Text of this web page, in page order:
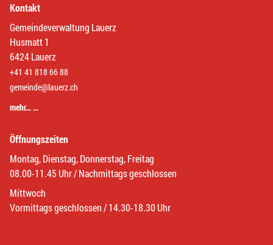
Kontakt
Gemeindeverwaltung Lauerz
Husmatt 1
6424 Lauerz
+41 41 818 66 88
gemeinde@lauerz.ch
mehr… …
Öffnungszeiten
Montag, Dienstag, Donnerstag, Freitag
08.00-11.45 Uhr / Nachmittags geschlossen
Mittwoch
Vormittags geschlossen / 14.30-18.30 Uhr